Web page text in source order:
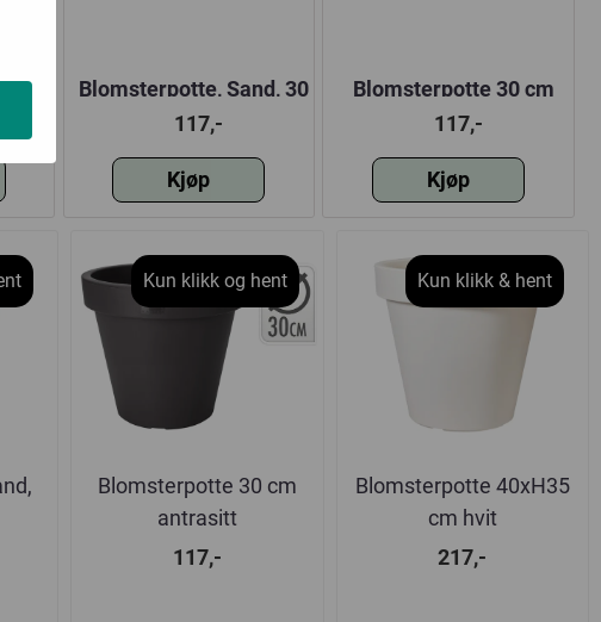
Blomsterpotte, Sand, 30
cm
117,-
Kjøp
Blomsterpotte 30 cm
antrasitt
117,-
Kjøp
Kun klikk og hent
Blomsterpotte 30 cm
antrasitt
117,-
Kun klikk & hent
Blomsterpotte 40xH35
cm hvit
217,-